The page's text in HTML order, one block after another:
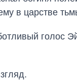
в царстве
голос